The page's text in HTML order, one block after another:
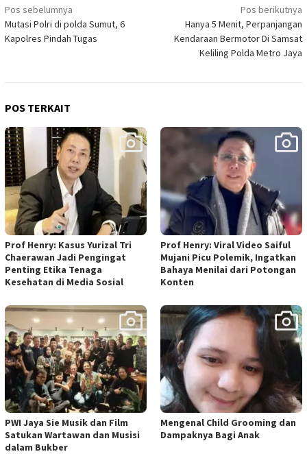
Navigasi
pos
Pos sebelumnya
Mutasi Polri di polda Sumut, 6
Kapolres Pindah Tugas
Pos berikutnya
Hanya 5 Menit, Perpanjangan
Kendaraan Bermotor Di Samsat
Keliling Polda Metro Jaya
POS TERKAIT
Prof Henry: Kasus Yurizal Tri
Chaerawan Jadi Pengingat
Penting Etika Tenaga
Kesehatan di Media Sosial
Prof Henry: Viral Video Saiful
Mujani Picu Polemik, Ingatkan
Bahaya Menilai dari Potongan
Konten
PWI Jaya Sie Musik dan Film
Satukan Wartawan dan Musisi
dalam Bukber
Mengenal Child Grooming dan
Dampaknya Bagi Anak